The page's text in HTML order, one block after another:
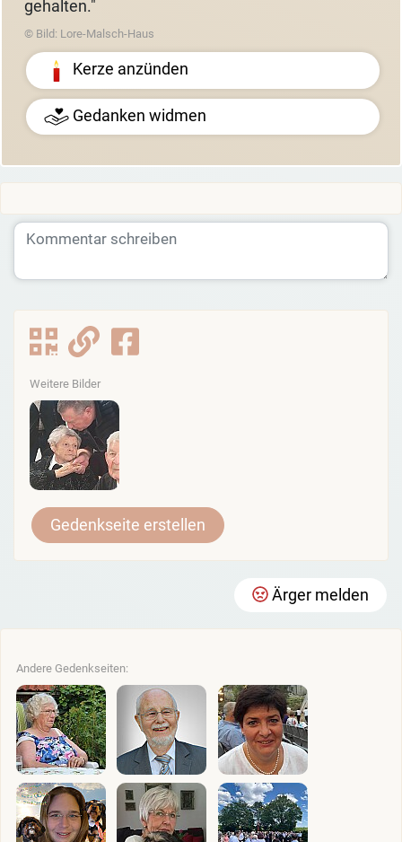
gehalten."
© Bild: Lore-Malsch-Haus
Kerze anzünden
Gedanken widmen
Weitere Bilder
Gedenkseite erstellen
Ärger melden
Andere Gedenkseiten: